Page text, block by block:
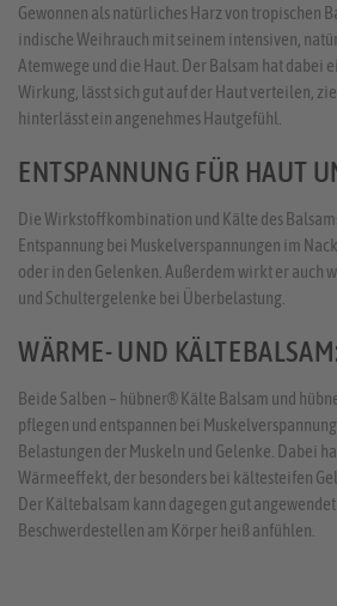
Gewonnen als natürliches Harz von tropischen
indische Weihrauch mit seinem intensiven,
Atemwege und die Haut. Der Balsam hat dabei
Wirkung, lässt sich gut auf der Haut verteilen,
hinterlässt ein angenehmes Hautgefühl.
ENTSPANNUNG FÜR HAUT
Die Wirkstoffkombination und Kälte des
Entspannung bei Muskelverspannungen im
oder in den Gelenken. Außerdem wirkt er auch
und Schultergelenke bei Überbelastung.
WÄRME- UND
Beide Salben – hübner® Kälte Balsam und
pflegen und entspannen bei
Belastungen der Muskeln und Gelenke. Dabei
Wärmeeffekt, der besonders bei kältesteifen
Der Kältebalsam kann dagegen gut
Beschwerdestellen am Körper heiß anfühlen.